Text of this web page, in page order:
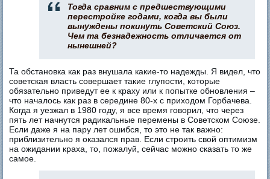
Тогда сравним с предшествующими
перестройке годами, когда вы были
вынуждены покинуть Советский Союз.
Чем та безнадежность отличается от
нынешней?
Та обстановка как раз внушала какие-то надежды. Я видел, что
советская власть совершает такие глупости, которые
обязательно приведут ее к краху или к попытке обновления –
что началось как раз в середине 80-х с приходом Горбачева.
Когда я уезжал в 1980 году, я все время говорил, что через
пять лет начнутся радикальные перемены в Советском Союзе.
Если даже я на пару лет ошибся, то это не так важно:
приблизительно я оказался прав. Если строить свой оптимизм
на ожидании краха, то, пожалуй, сейчас можно сказать то же
самое.